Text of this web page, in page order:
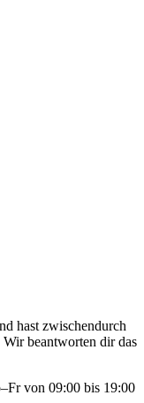
hast zwischendurch
beantworten dir das
von 09:00 bis 19:00